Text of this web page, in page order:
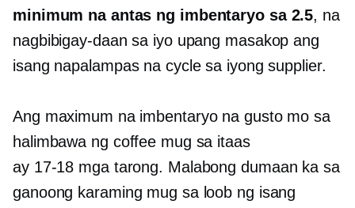
minimum na antas ng imbentaryo sa 2.5, na
nagbibigay-daan sa iyo upang masakop ang
isang napalampas na cycle sa iyong supplier.
Ang maximum na imbentaryo na gusto mo sa
halimbawa ng coffee mug sa itaas
ay 17-18 mga tarong. Malabong dumaan ka sa
ganoong karaming mug sa loob ng isang